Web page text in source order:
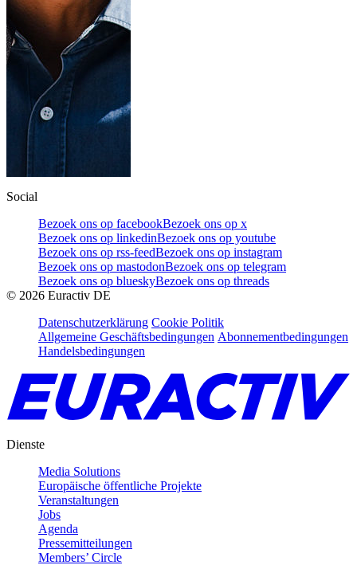
Social
Bezoek ons op facebookBezoek ons op x
Bezoek ons op linkedinBezoek ons op youtube
Bezoek ons op rss-feedBezoek ons op instagram
Bezoek ons op mastodonBezoek ons op telegram
Bezoek ons op blueskyBezoek ons op threads
© 2026 Euractiv DE
Datenschutzerklärung Cookie Politik
Allgemeine Geschäftsbedingungen Abonnementbedingungen
Handelsbedingungen
Dienste
Media Solutions
Europäische öffentliche Projekte
Veranstaltungen
Jobs
Agenda
Pressemitteilungen
Members’ Circle